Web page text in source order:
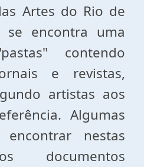
Artes do Rio de
se encontra uma
contendo
e revistas,
artistas aos
Algumas
encontrar nestas
documentos